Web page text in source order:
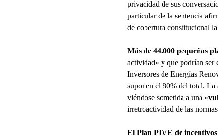
privacidad de sus
particular de la sentencia
de cobertura constitucional
Más de 44.000 pequeñas
actividad» y que podrían ser
Inversores de Energías
suponen el 80% del total. La
viéndose sometida a una «
irretroactividad de las
El Plan PIVE de incentivos